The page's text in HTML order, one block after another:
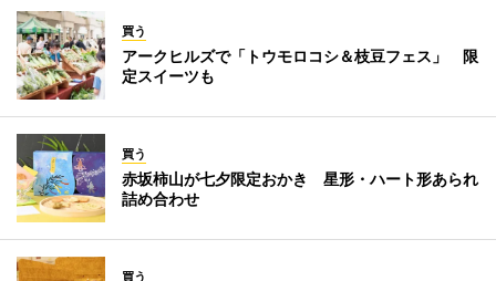
買う
アークヒルズで「トウモロコシ＆枝豆フェス」 限
定スイーツも
買う
赤坂柿山が七夕限定おかき 星形・ハート形あられ
詰め合わせ
買う